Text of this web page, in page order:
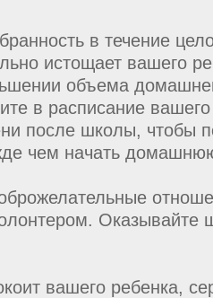
в течение
истощает вашего
объема
в расписание
после школы, чтобы
чем начать
Оказывайте
вашего ребенка,